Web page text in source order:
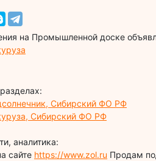
на Промышленной доске
Сибирский ФО РФ
Сибирский ФО РФ
аналитика:
сайте https://www.zol.ru Продам